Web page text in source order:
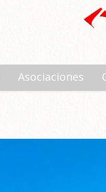
Asociaciones